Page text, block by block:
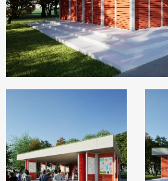
rám dává konstrukci lehkost a
otevíravé dřevěné panely mořené
odkazující na vizuální identitu
dodávají altánu osobitost. K tomu
plná suchomilných rostlin, které
– a místo, které dýchá s přírodou,
podle potřeby, interiér se
zmenšit, sklad může sloužit
vystupující. Jeden den se tu
koncert, druhý den výstava